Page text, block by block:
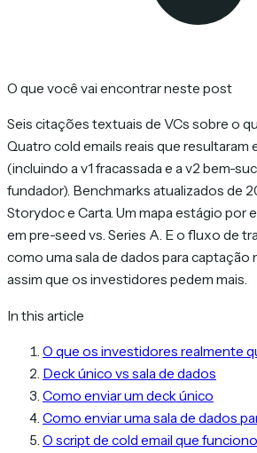
O que você vai encontrar neste post
Seis citações textuais de VCs sobre o
Quatro cold emails reais que resultaram
(incluindo a v1 fracassada e a v2 bem-
fundador). Benchmarks atualizados de
Storydoc e Carta. Um mapa estágio por
em pre-seed vs. Series A. E o fluxo de
como uma sala de dados para captação
assim que os investidores pedem mais.
In this article
O que os investidores realmente
Deck único vs sala de dados
Como enviar um deck único
Como enviar uma sala de dados
O script de cold email que